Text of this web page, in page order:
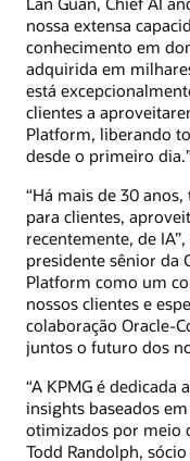
nossa extensa
conhecimento em
adquirida em
está
clientes a
Platform, liberando
desde o primeiro
“Há mais de 30
para clientes,
recentemente, de
presidente sênior da
Platform como um
nossos clientes e
colaboração Oracle-
juntos o futuro dos
“A KPMG é dedicada
insights baseados
otimizados por meio
Todd Randolph,